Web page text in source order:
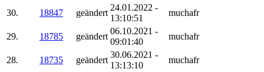
30. 18847 geändert
24.01.2022 -
13:10:51
muchafr
29. 18785 geändert
06.10.2021 -
09:01:40
muchafr
28. 18735 geändert
30.06.2021 -
13:13:10
muchafr